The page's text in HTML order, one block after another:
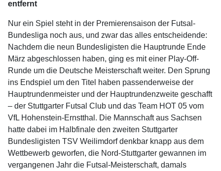
entfernt
Nur ein Spiel steht in der Premierensaison der Futsal-
Bundesliga noch aus, und zwar das alles entscheidende:
Nachdem die neun Bundesligisten die Hauptrunde Ende
März abgeschlossen haben, ging es mit einer Play-Off-
Runde um die Deutsche Meisterschaft weiter. Den Sprung
ins Endspiel um den Titel haben passenderweise der
Hauptrundenmeister und der Hauptrundenzweite geschafft
– der Stuttgarter Futsal Club und das Team HOT 05 vom
VfL Hohenstein-Ernstthal. Die Mannschaft aus Sachsen
hatte dabei im Halbfinale den zweiten Stuttgarter
Bundesligisten TSV Weilimdorf denkbar knapp aus dem
Wettbewerb geworfen, die Nord-Stuttgarter gewannen im
vergangenen Jahr die Futsal-Meisterschaft, damals